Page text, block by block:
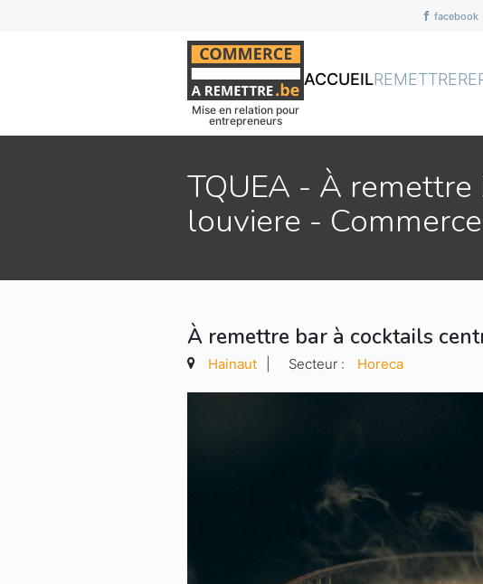
facebook
Mise en relation pour
entrepreneurs
ACCUEILREMETTRE
TQUEA - À
louviere -
À remettre bar à cocktails
Hainaut Secteur : Horeca